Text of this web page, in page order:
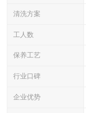
清洗方案
工人数
保养工艺
行业口碑
企业优势